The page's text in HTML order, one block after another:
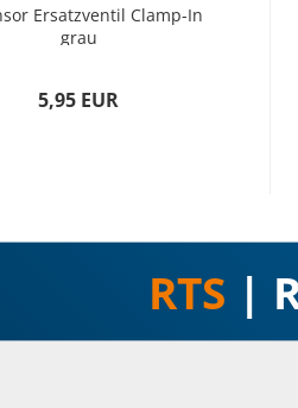
Ersatzventil Clamp-In
grau
5,95 EUR
Informationen besuchen Sie
RTS |